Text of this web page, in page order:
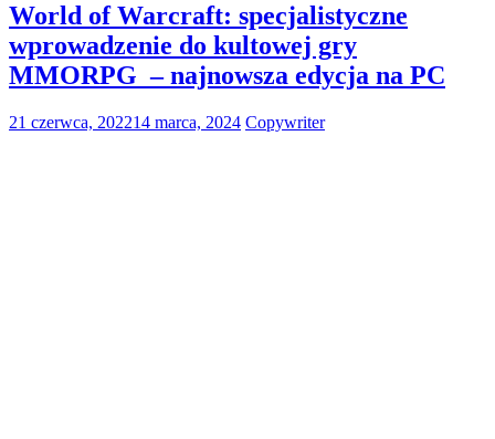
World of Warcraft: specjalistyczne
wprowadzenie do kultowej gry
MMORPG – najnowsza edycja na PC
21 czerwca, 202214 marca, 2024 Copywriter